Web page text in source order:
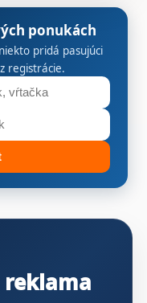
ponukách
pridá pasujúci
registrácie.
reklama